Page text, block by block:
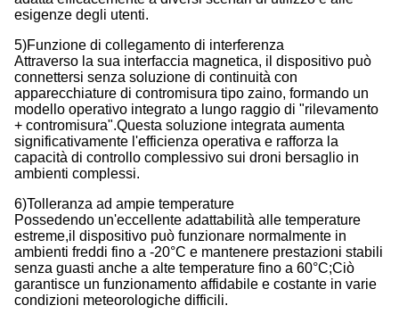
esigenze degli utenti.
5)Funzione di collegamento di interferenza
Attraverso la sua interfaccia magnetica, il dispositivo può
connettersi senza soluzione di continuità con
apparecchiature di contromisura tipo zaino, formando un
modello operativo integrato a lungo raggio di "rilevamento
+ contromisura".Questa soluzione integrata aumenta
significativamente l'efficienza operativa e rafforza la
capacità di controllo complessivo sui droni bersaglio in
ambienti complessi.
6)Tolleranza ad ampie temperature
Possedendo un'eccellente adattabilità alle temperature
estreme,il dispositivo può funzionare normalmente in
ambienti freddi fino a -20°C e mantenere prestazioni stabili
senza guasti anche a alte temperature fino a 60°C;Ciò
garantisce un funzionamento affidabile e costante in varie
condizioni meteorologiche difficili.